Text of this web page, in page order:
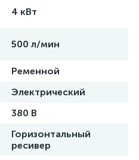
4 кВт
500 л/мин
Ременной
Электрический
380 В
Горизонтальный
ресивер